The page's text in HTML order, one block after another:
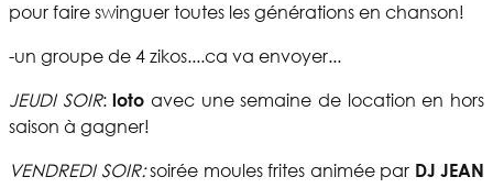
pour faire swinguer toutes les générations en chanson!
-un groupe de 4 zikos....ca va envoyer...
JEUDI SOIR:loto avec une semaine de location en hors
saison à gagner!
VENDREDI SOIR:soirée moules frites animée par DJ JEAN